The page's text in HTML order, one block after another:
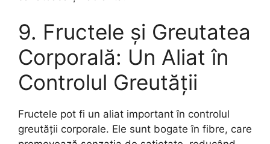
9. Fructele și Greutatea
Corporală: Un Aliat în
Controlul Greutății
Fructele pot fi un aliat important în controlul
greutății corporale. Ele sunt bogate în fibre, care